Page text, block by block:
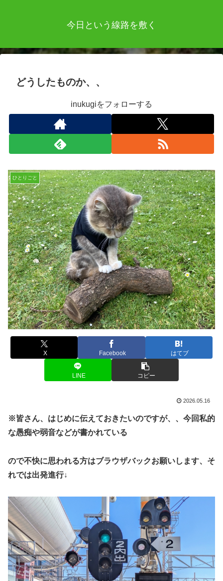
今日という線路を敷く
どうしたものか、、
inukugiをフォローする
ひとりごと
X Facebook はてブ
LINE コピー
2026.05.16
※皆さん、はじめに伝えておきたいのですが、、今回私的
な愚痴や弱音などが書かれている
ので不快に思われる方はブラウザバックお願いします、そ
れでは出発進行↓